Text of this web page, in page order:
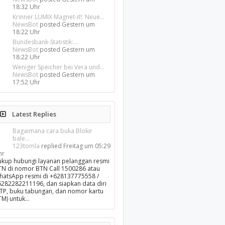
18:32 Uhr
Krinner LUMIX Magnet-it!: Neue...
NewsBot posted Gestern um
18:22 Uhr
Bundesbank-Statistik:...
NewsBot posted Gestern um
18:22 Uhr
Weniger Speicher bei Vera und...
NewsBot posted Gestern um
17:52 Uhr
Latest Replies
Bagaimana cara buka Blokir
bale...
123tomla replied Freitag um 05:29
hubungi layanan pelanggan resmi
di nomor BTN Call 1500286 atau
resmi di +628137775558 /
dan siapkan data diri
buku tabungan, dan nomor kartu
untuk…